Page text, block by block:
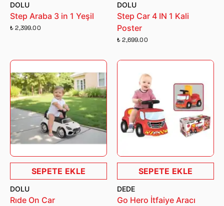
DOLU
Step Araba 3 in 1 Yeşil
₺ 2,399.00
DOLU
Step Car 4 IN 1 Kali
Poster
₺ 2,699.00
SEPETE EKLE
DOLU
Rıde On Car
SEPETE EKLE
DEDE
Go Hero İtfaiye Aracı